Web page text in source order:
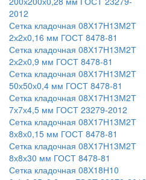
2012
Сетка кладочная 08Х17Н13М2Т
2х2х0,16 мм ГОСТ 8478-81
Сетка кладочная 08Х17Н13М2Т
2х2х0,9 мм ГОСТ 8478-81
Сетка кладочная 08Х17Н13М2Т
50х50х0,4 мм ГОСТ 8478-81
Сетка кладочная 08Х17Н13М2Т
7х7х4,5 мм ГОСТ 23279-2012
Сетка кладочная 08Х17Н13М2Т
8х8х0,15 мм ГОСТ 8478-81
Сетка кладочная 08Х17Н13М2Т
8х8х30 мм ГОСТ 8478-81
Сетка кладочная 08Х18Н10